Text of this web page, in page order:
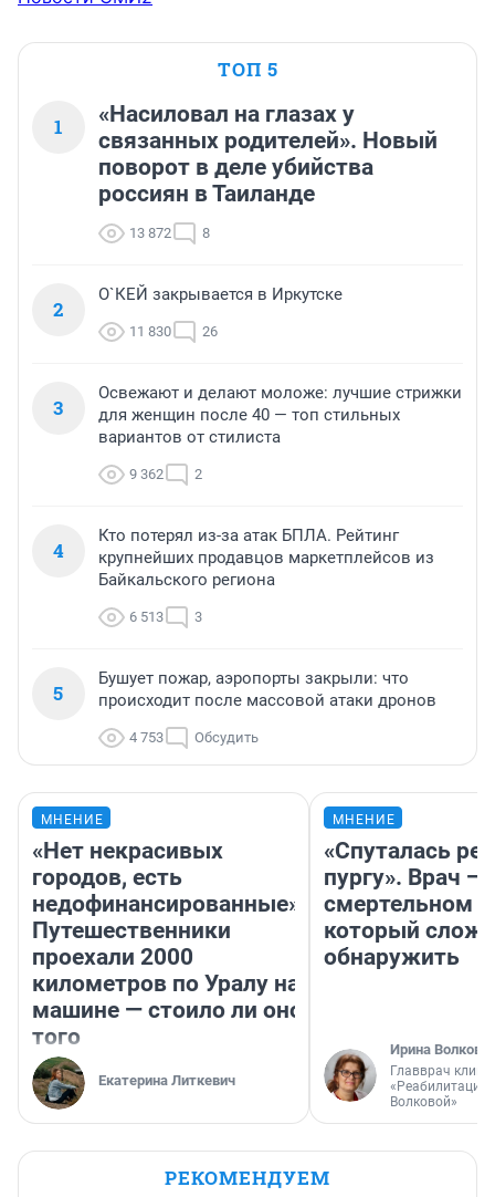
ТОП 5
1
«Насиловал на глазах у
связанных родителей». Новый
поворот в деле убийства
россиян в Таиланде
13 872 8
2
О`КЕЙ закрывается в Иркутске
11 830 26
3
Освежают и делают моложе: лучшие стрижки
для женщин после 40 — топ стильных
вариантов от стилиста
9 362 2
4
Кто потерял из-за атак БПЛА. Рейтинг
крупнейших продавцов маркетплейсов из
Байкальского региона
6 513 3
5
Бушует пожар, аэропорты закрыли: что
происходит после массовой атаки дронов
4 753 Обсудить
МНЕНИЕ
«Нет некрасивых
городов, есть
недофинансированные».
Путешественники
проехали 2000
километров по Уралу на
машине — стоило ли оно
того
Екатерина Литкевич
МНЕНИЕ
«Спуталась
пургу». Врач —
смертельном
который
обнаружить
Ирина Волкова
Главврач
«Реабилитация
Волковой»
РЕКОМЕНДУЕМ